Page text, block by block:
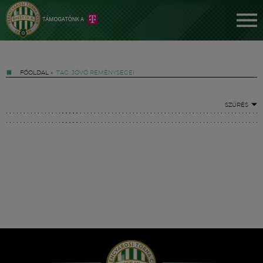
FŐOLDAL » TAG: JÖVŐ REMÉNYSÉGEI
SZŰRÉS
Hírek